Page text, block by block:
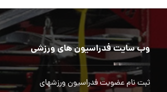
وب سایت فدراسیون های ورزشی
ثبت نام عضویت فدراسیون ورزشهای